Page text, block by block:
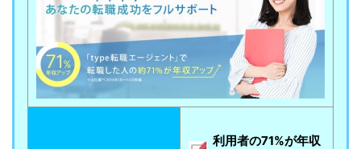
利用者の71%が年収